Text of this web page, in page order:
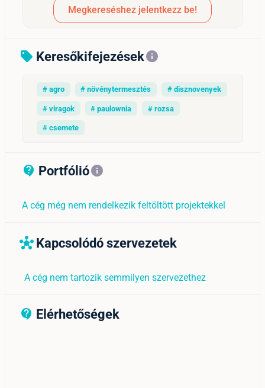
Megkereséshez jelentkezz be!
sell Keresőkifejezésekinfo
# agro # növénytermesztés # disznovenyek
# viragok # paulownia # rozsa
# csemete
contact_support_outline
Portfólióinfo
A cég még nem rendelkezik feltöltött projektekkel
hub Kapcsolódó szervezetek
A cég nem tartozik semmilyen szervezethez
contact_support_outline
Elérhetőségek